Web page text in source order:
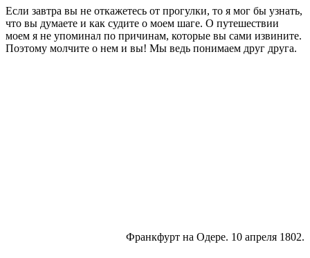
Если завтра вы не откажетесь от прогулки, то я мог бы узнать,
что вы думаете и как судите о моем шаге. О путешествии
моем я не упоминал по причи­нам, которые вы сами извините.
Поэтому молчите о нем и вы! Мы ведь понимаем друг друга.
Франкфурт на Одере. 10 апреля 1802.